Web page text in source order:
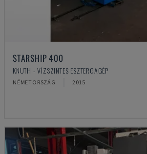
STARSHIP 400
KNUTH - VÍZSZINTES ESZTERGAGÉP
NÉMETORSZÁG 2015